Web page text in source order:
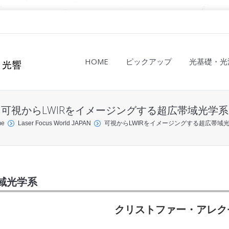
HOME ピックアップ 光基礎・
可視からLWIRをイメージングする超広帯域光学系
Laser Focus World JAPAN 可視からLWIRをイメージングする超広帯域
光学系
クリストファー・アレ